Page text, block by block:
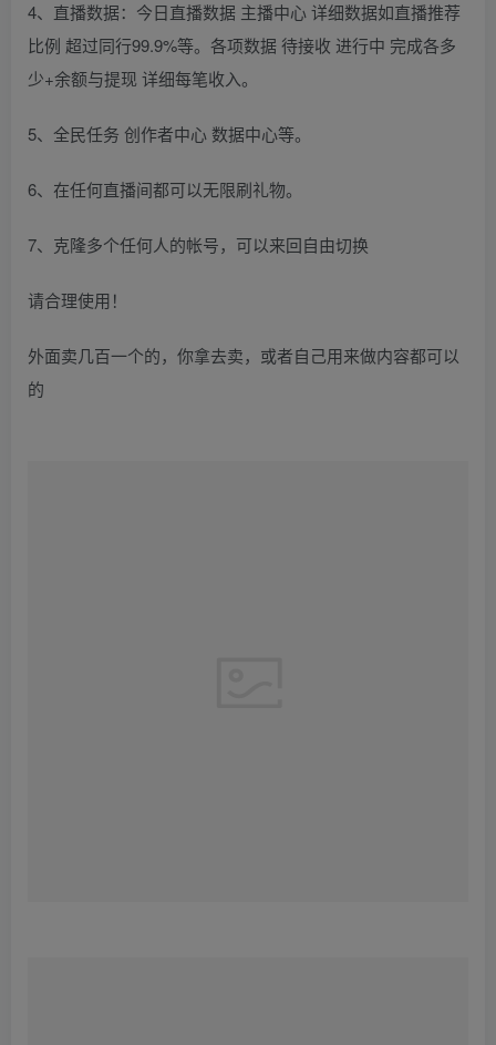
4、直播数据：今日直播数据 主播中心 详细数据如直播推荐
比例 超过同行99.9%等。各项数据 待接收 进行中 完成各多
少+余额与提现 详细每笔收入。
5、全民任务 创作者中心 数据中心等。
6、在任何直播间都可以无限刷礼物。
7、克隆多个任何人的帐号，可以来回自由切换
请合理使用！
外面卖几百一个的，你拿去卖，或者自己用来做内容都可以
的